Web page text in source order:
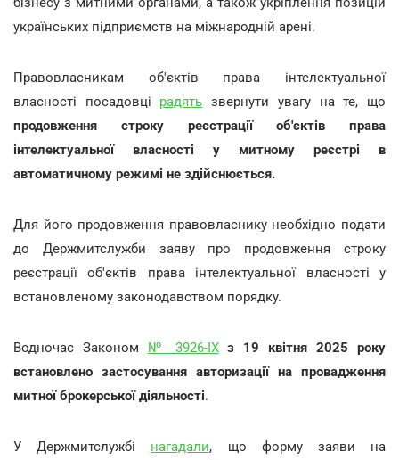
українських підприємств на міжнародній арені.
Правовласникам об'єктів права інтелектуальної
власності посадовці радять звернути увагу на те, що
продовження строку реєстрації об'єктів права
інтелектуальної власності у митному реєстрі в
автоматичному режимі не здійснюється.
Для його продовження правовласнику необхідно подати
до Держмитслужби заяву про продовження строку
реєстрації об'єктів права інтелектуальної власності у
встановленому законодавством порядку.
Водночас Законом № 3926-ІХ з 19 квітня 2025 року
встановлено застосування авторизації на провадження
митної брокерської діяльності.
У Держмитслужбі нагадали, що форму заяви на